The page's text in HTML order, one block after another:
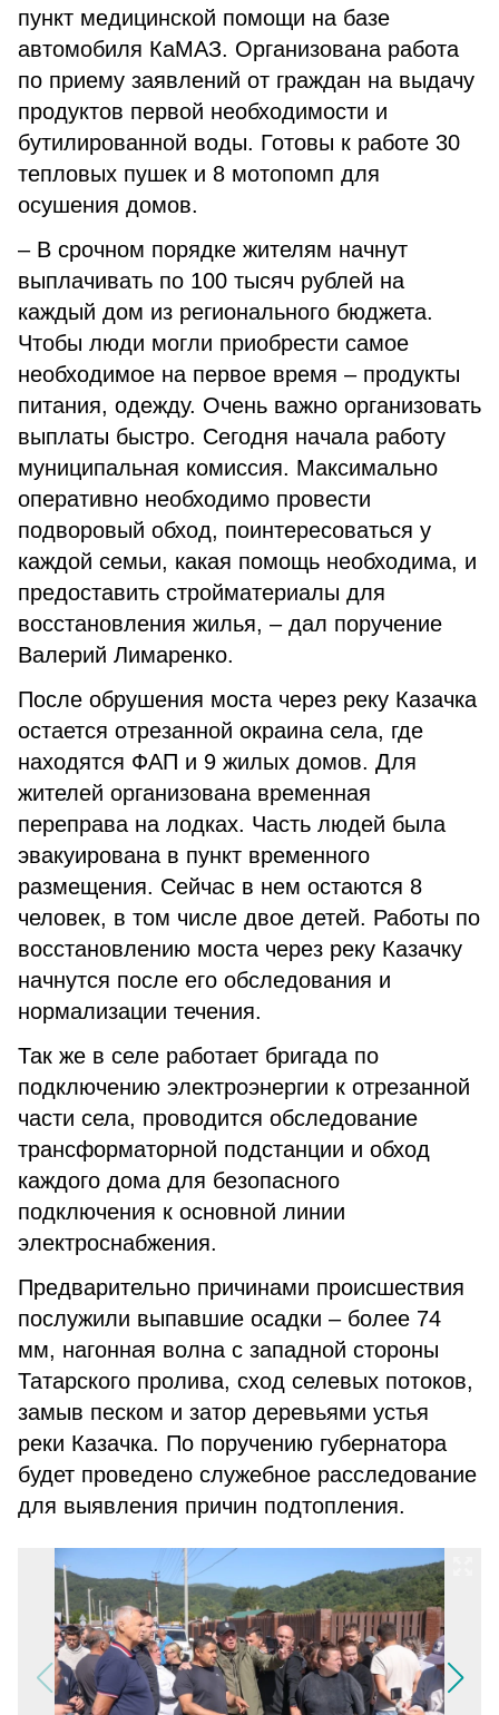
пункт медицинской помощи на базе
автомобиля КаМАЗ. Организована работа
по приему заявлений от граждан на выдачу
продуктов первой необходимости и
бутилированной воды. Готовы к работе 30
тепловых пушек и 8 мотопомп для
осушения домов.
– В срочном порядке жителям начнут
выплачивать по 100 тысяч рублей на
каждый дом из регионального бюджета.
Чтобы люди могли приобрести самое
необходимое на первое время – продукты
питания, одежду. Очень важно организовать
выплаты быстро. Сегодня начала работу
муниципальная комиссия. Максимально
оперативно необходимо провести
подворовый обход, поинтересоваться у
каждой семьи, какая помощь необходима, и
предоставить стройматериалы для
восстановления жилья, – дал поручение
Валерий Лимаренко.
После обрушения моста через реку Казачка
остается отрезанной окраина села, где
находятся ФАП и 9 жилых домов. Для
жителей организована временная
переправа на лодках. Часть людей была
эвакуирована в пункт временного
размещения. Сейчас в нем остаются 8
человек, в том числе двое детей. Работы по
восстановлению моста через реку Казачку
начнутся после его обследования и
нормализации течения.
Так же в селе работает бригада по
подключению электроэнергии к отрезанной
части села, проводится обследование
трансформаторной подстанции и обход
каждого дома для безопасного
подключения к основной линии
электроснабжения.
Предварительно причинами происшествия
послужили выпавшие осадки – более 74
мм, нагонная волна с западной стороны
Татарского пролива, сход селевых потоков,
замыв песком и затор деревьями устья
реки Казачка. По поручению губернатора
будет проведено служебное расследование
для выявления причин подтопления.